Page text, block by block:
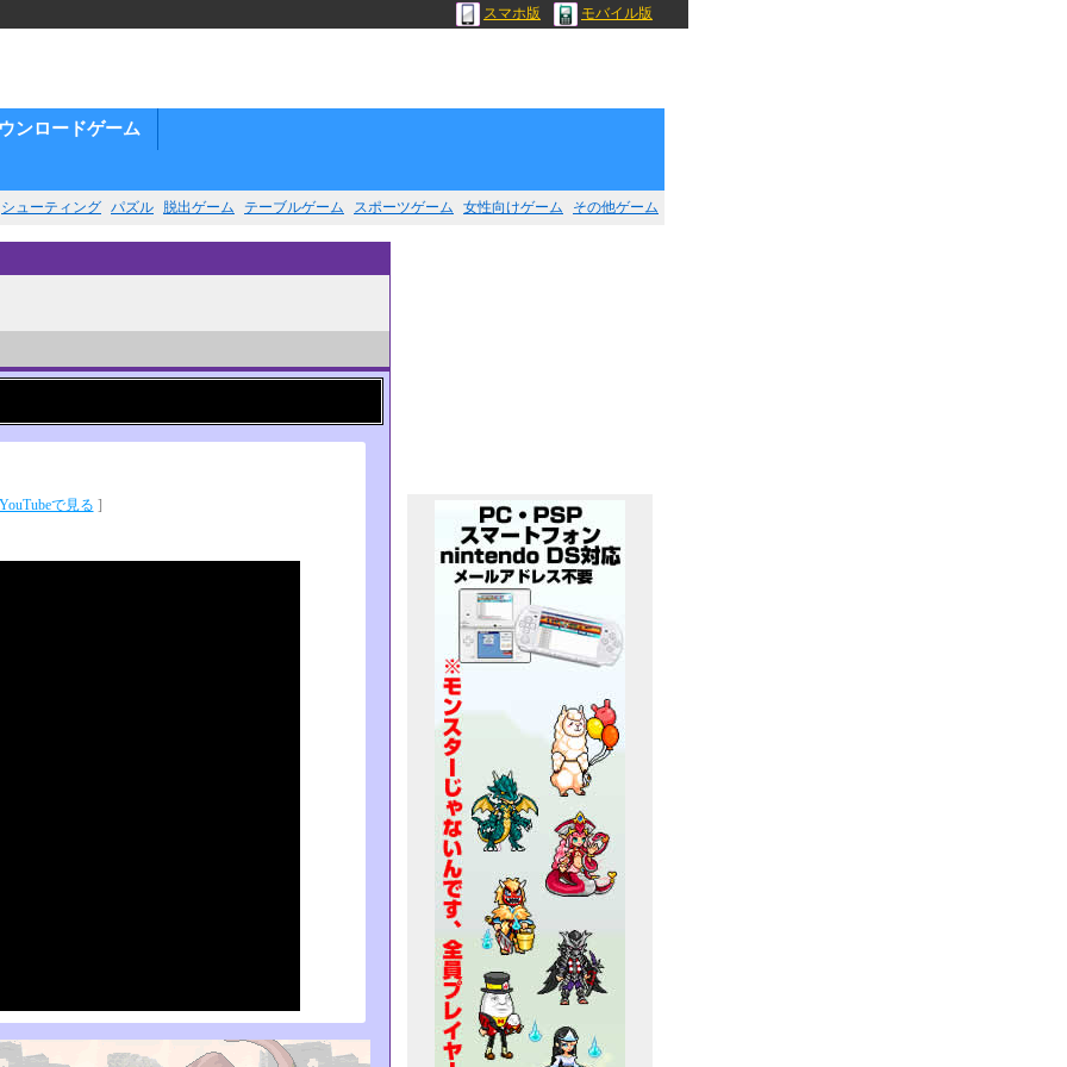
スマホ版 モバイル版
ンロードゲーム
シューティング パズル 脱出ゲーム テーブルゲーム スポーツゲーム 女性向けゲーム その他ゲーム
で見る ]